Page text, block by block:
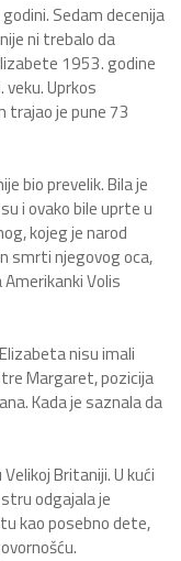
Sedam decenija
ni trebalo da
1953. godine
Uprkos
trajao je pune 73
bio prevelik. Bila je
i ovako bile uprte u
kojeg je narod
smrti njegovog oca,
Volis
nisu imali
Margaret, pozicija
Kada je saznala da
Britaniji. U kući
odgajala je
kao posebno dete,